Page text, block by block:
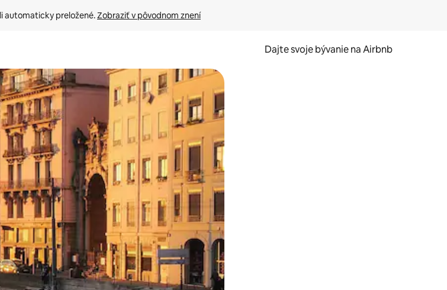
automaticky preložené. Zobraziť v pôvodnom znení
Dajte svoje bývanie na Airbnb
so šípkami nahor a nadol alebo ich preskúmať pomocou dotykových gest či potiahnutia prstom.